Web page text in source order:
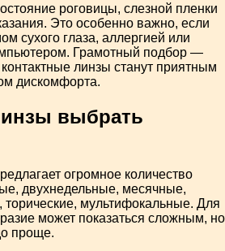
роговицы, слезной пленки
Это особенно важно, если
сухого глаза, аллергией или
Грамотный подбор —
линзы станут приятным
дискомфорта.
выбрать
огромное количество
двухнедельные, месячные,
торические, мультифокальные. Для
может показаться сложным, но
проще.